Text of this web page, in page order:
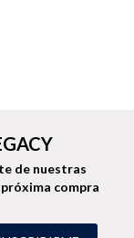
de nuestras
compra